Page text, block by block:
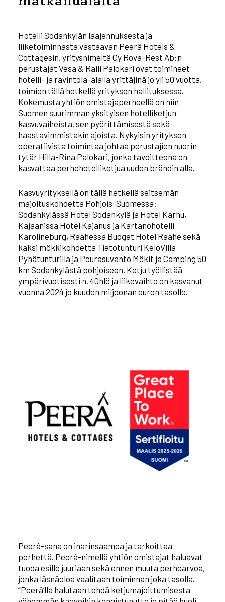
Hotelli Sodankylän laajennuksesta ja
liiketoiminnasta vastaavan Peerâ Hotels &
Cottagesin, yritysnimeltä Oy Rova-Rest Ab:n
perustajat Vesa & Raili Palokari ovat toimineet
hotelli- ja ravintola-alalla yrittäjinä jo yli 50 vuotta,
toimien tällä hetkellä yrityksen hallituksessa.
Kokemusta yhtiön omistajaperheellä on niin
Suomen suurimman yksityisen hotelliketjun
kasvuvaiheista, sen pyörittämisestä sekä
haastavimmistakin ajoista. Nykyisin yrityksen
operatiivista toimintaa johtaa perustajien nuorin
tytär Hilla-Rina Palokari, jonka tavoitteena on
kasvattaa perhehotelliketjua uuden brändin alla.
Kasvuyrityksellä on tällä hetkellä seitsemän
majoituskohdetta Pohjois-Suomessa:
Sodankylässä Hotel Sodankylä ja Hotel Karhu,
Kajaanissa Hotel Kajanus ja Kartanohotelli
Karolineburg, Raahessa Budget Hotel Raahe sekä
kaksi mökkikohdetta Tietotunturi KeloVilla
Pyhätunturilla ja Peurasuvanto Mökit ja Camping 50
km Sodankylästä pohjoiseen. Ketju työllistää
ympärivuotisesti n. 40hlö ja liikevaihto on kasvanut
vuonna 2024 jo kuuden miljoonan euron tasolle.
Peerâ-sana on inarinsaamea ja tarkoittaa
perhettä. Peerâ-nimellä yhtiön omistajat haluavat
tuoda esille juuriaan sekä ennen muuta perhearvoa,
jonka läsnäoloa vaalitaan toiminnan joka tasolla.
”Peerâ’lla halutaan tehdä ketjumajoittumisesta